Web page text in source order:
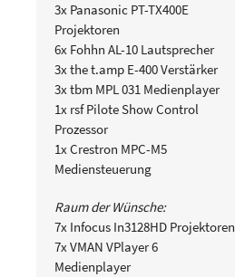
3x Panasonic PT-TX400E
Projektoren
6x Fohhn AL-10 Lautsprecher
3x the t.amp E-400 Verstärker
3x tbm MPL 031 Medienplayer
1x rsf Pilote Show Control
Prozessor
1x Crestron MPC-M5
Mediensteuerung
Raum der Wünsche:
7x Infocus In3128HD Projektoren
7x VMAN VPlayer 6
Medienplayer